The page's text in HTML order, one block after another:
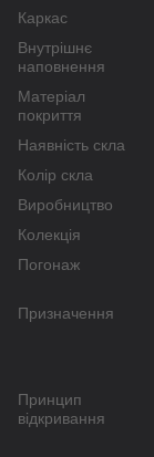
Каркас
Внутрішнє
наповнення
Матеріал
покриття
Наявність скла
Колір скла
Виробництво
Колекція
Погонаж
Призначення
Принцип
відкривання